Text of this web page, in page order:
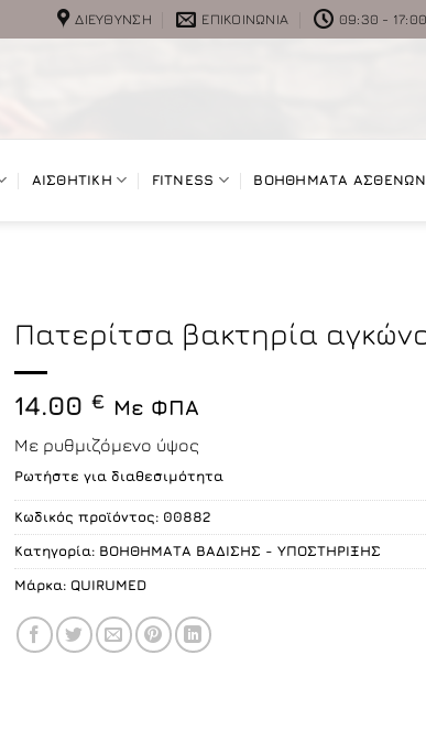
ΔΙΕΎΘΥΝΣΗ ΕΠΙΚΟΙΝΩΝΊΑ 09:30 - 17:00
ΑΙΣΘΗΤΙΚΗ FITNESS ΒΟΗΘΗΜΑΤΑ ΑΣΘΕΝΩΝ
Πατερίτσα βακτηρία
14.00 € Με ΦΠΑ
Με ρυθμιζόμενο ύψος
Ρωτήστε για διαθεσιμότητα
Κωδικός προϊόντος: 00882
Κατηγορία: ΒΟΗΘΗΜΑΤΑ ΒΑΔΙΣΗΣ - ΥΠΟΣΤΗΡΙΞΗΣ
Μάρκα: QUIRUMED